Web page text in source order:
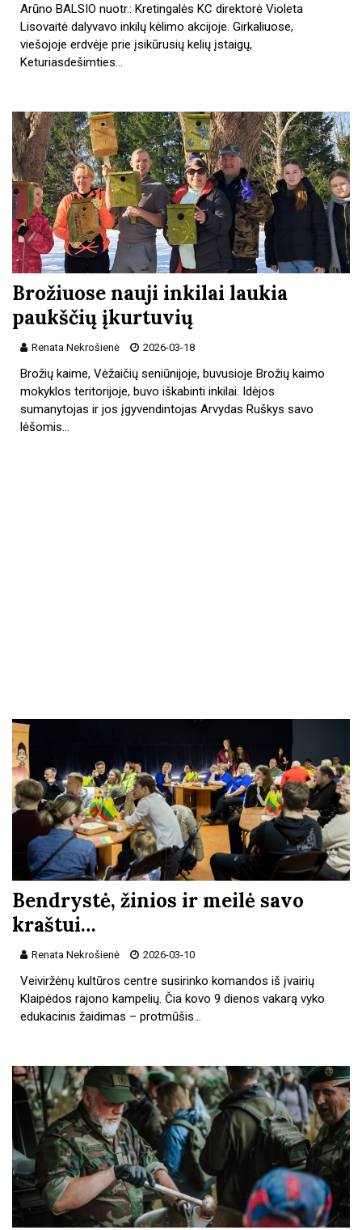
Arūno BALSIO nuotr.: Kretingalės KC direktorė Violeta
Lisovaitė dalyvavo inkilų kėlimo akcijoje. Girkaliuose,
viešojoje erdvėje prie įsikūrusių kelių įstaigų,
Keturiasdešimties…
Brožiuose nauji inkilai laukia
paukščių įkurtuvių
Renata Nekrošienė 2026-03-18
Brožių kaime, Vėžaičių seniūnijoje, buvusioje Brožių kaimo
mokyklos teritorijoje, buvo iškabinti inkilai. Idėjos
sumanytojas ir jos įgyvendintojas Arvydas Ruškys savo
lėšomis…
Bendrystė, žinios ir meilė savo
kraštui…
Renata Nekrošienė 2026-03-10
Veiviržėnų kultūros centre susirinko komandos iš įvairių
Klaipėdos rajono kampelių. Čia kovo 9 dienos vakarą vyko
edukacinis žaidimas – protmūšis…